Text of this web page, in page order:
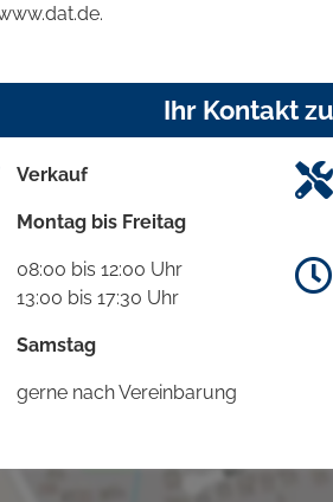
Ihr Kontakt
Verkauf
Montag bis Freitag
08:00 bis 12:00 Uhr
13:00 bis 17:30 Uhr
Samstag
gerne nach Vereinbarung